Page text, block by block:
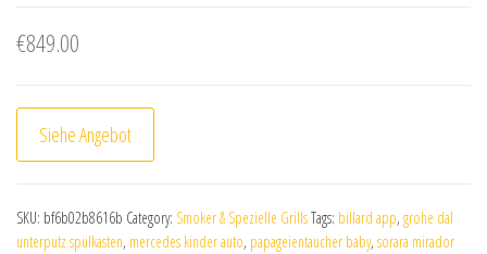
€849.00
Siehe Angebot
SKU: bf6b02b8616b Category: Smoker & Spezielle GrillsTags: billard app, grohe dal
unterputz spülkasten, mercedes kinder auto, papageientaucher baby, sorara mirador